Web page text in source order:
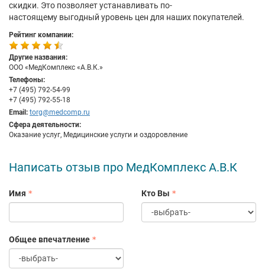
скидки. Это позволяет устанавливать по-
настоящему выгодный уровень цен для наших покупателей.
Рейтинг компании:
Другие названия:
ООО «МедКомплекс «А.В.К.»
Телефоны:
+7 (495) 792-54-99
+7 (495) 792-55-18
Email: torg@medcomp.ru
Сфера деятельности:
Оказание услуг, Медицинские услуги и оздоровление
Написать отзыв про МедКомплекс А.В.К
Имя Кто Вы
Общее впечатление